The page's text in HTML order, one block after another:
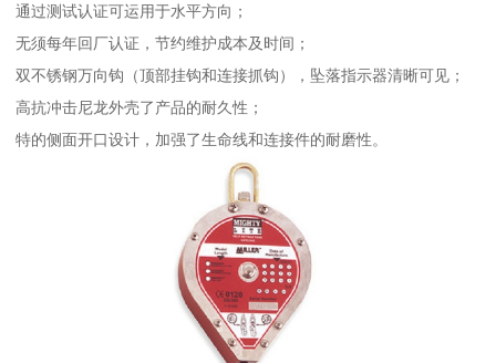
通过测试认证可运用于水平方向；
无须每年回厂认证，节约维护成本及时间；
双不锈钢万向钩（顶部挂钩和连接抓钩），坠落指示器清晰可见；
高抗冲击尼龙外壳了产品的耐久性；
特的侧面开口设计，加强了生命线和连接件的耐磨性。